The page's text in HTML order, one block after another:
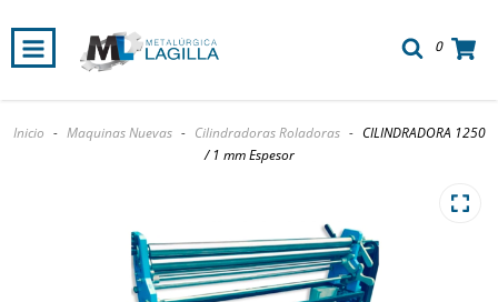
0
Inicio - Maquinas Nuevas - Cilindradoras Roladoras - CILINDRADORA 1250
/ 1 mm Espesor